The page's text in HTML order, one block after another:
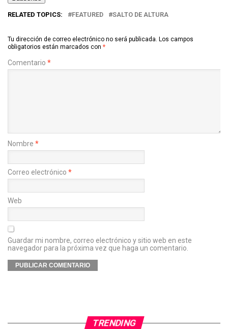
RELATED TOPICS: FEATURED SALTO DE ALTURA
Tu dirección de correo electrónico no será publicada. Los campos
obligatorios están marcados con *
Comentario *
Nombre *
Correo electrónico *
Web
Guardar mi nombre, correo electrónico y sitio web en este
navegador para la próxima vez que haga un comentario.
TRENDING